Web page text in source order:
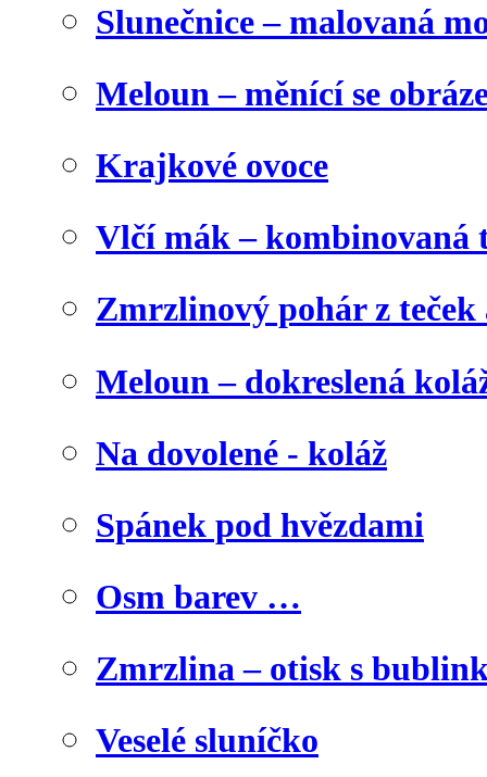
Slunečnice – malovaná
Meloun – měnící se
Krajkové ovoce
Vlčí mák – kombinovaná
Zmrzlinový pohár z
Meloun – dokreslená
Na dovolené - koláž
Spánek pod hvězdami
Osm barev …
Zmrzlina – otisk s
Veselé sluníčko